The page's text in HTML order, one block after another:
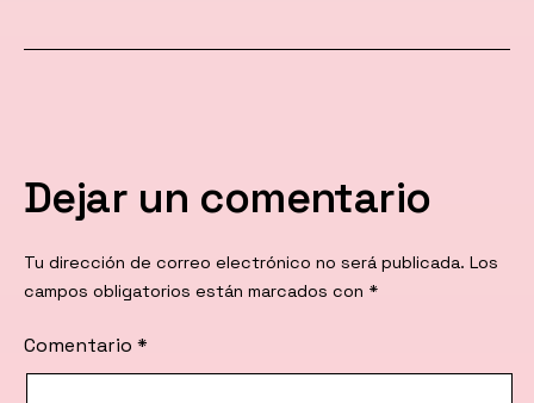
Dejar un comentario
Tu dirección de correo electrónico no será publicada. Los
campos obligatorios están marcados con *
Comentario *